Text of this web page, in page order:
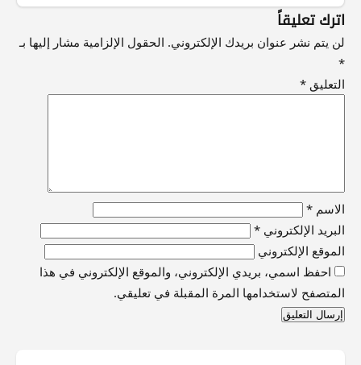
اترك تعليقاً
لن يتم نشر عنوان بريدك الإلكتروني. الحقول الإلزامية مشار إليها بـ
*
التعليق *
الاسم *
البريد الإلكتروني *
الموقع الإلكتروني
احفظ اسمي، بريدي الإلكتروني، والموقع الإلكتروني في هذا
المتصفح لاستخدامها المرة المقبلة في تعليقي.